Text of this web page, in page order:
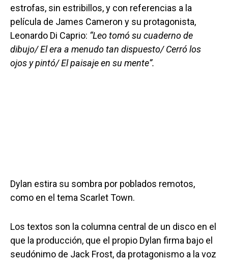
estrofas, sin estribillos, y con referencias a la
película de James Cameron y su protagonista,
Leonardo Di Caprio: “Leo tomó su cuaderno de
dibujo/ El era a menudo tan dispuesto/ Cerró los
ojos y pintó/ El paisaje en su mente”.
Dylan estira su sombra por poblados remotos,
como en el tema Scarlet Town.
Los textos son la columna central de un disco en el
que la producción, que el propio Dylan firma bajo el
seudónimo de Jack Frost, da protagonismo a la voz